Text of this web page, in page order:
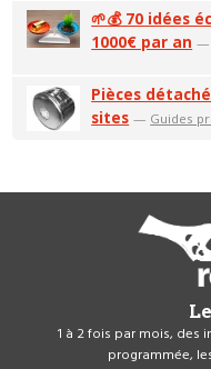
🌱💰 70 idées
1000€ par an —
Pièces
sites — Guides
1 à 2 fois par mois, des
programmée,